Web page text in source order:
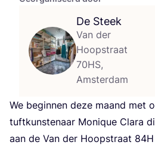
De Steek
Van der
Hoopstraat
70HS,
Amsterdam
We begin­nen deze maand met
tuft­kun­ste­naar Moni­que Cla­ra
aan de Van der Hoop­straat 84H